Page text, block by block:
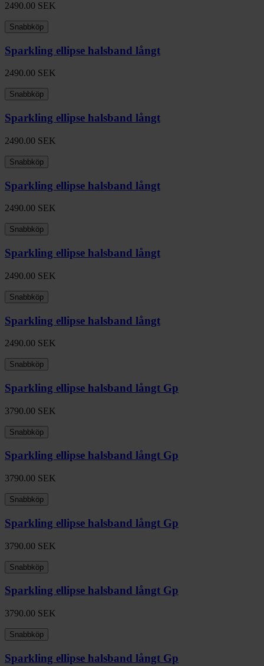
2490.00 SEK
Snabbköp
Sparkling ellipse halsband långt
2490.00 SEK
Snabbköp
Sparkling ellipse halsband långt
2490.00 SEK
Snabbköp
Sparkling ellipse halsband långt
2490.00 SEK
Snabbköp
Sparkling ellipse halsband långt
2490.00 SEK
Snabbköp
Sparkling ellipse halsband långt
2490.00 SEK
Snabbköp
Sparkling ellipse halsband långt Gp
3790.00 SEK
Snabbköp
Sparkling ellipse halsband långt Gp
3790.00 SEK
Snabbköp
Sparkling ellipse halsband långt Gp
3790.00 SEK
Snabbköp
Sparkling ellipse halsband långt Gp
3790.00 SEK
Snabbköp
Sparkling ellipse halsband långt Gp